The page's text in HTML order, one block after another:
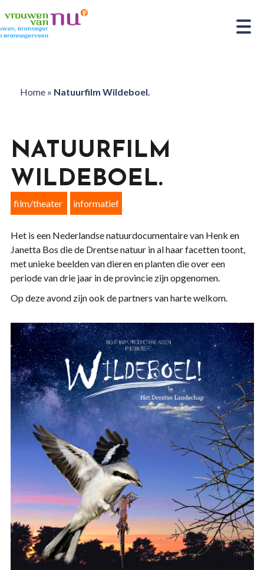
Home» Natuurfilm Wildeboel.
NATUURFILM
WILDEBOEL.
film/theater informatief
Het is een Nederlandse natuurdocumentaire van Henk en
Janetta Bos die de Drentse natuur in al haar facetten toont,
met unieke beelden van dieren en planten die over een
periode van drie jaar in de provincie zijn opgenomen.
Op deze avond zijn ook de partners van harte welkom.